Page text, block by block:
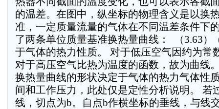
的温差。在图中，纵坐标的物理含义是以换
准，一定质量流量的气体在不同温差条件下
了两条单位质量基准换热量曲线：  （3.63） 
于气体的热力性质。 对于低压空气因约为常
对于高压空气比热为温度的函数，故为曲线
换热量曲线的形状决定于气体的热力气体性
间和工作压力，此处仅是定性分析说明。 若
线，切点为b。自点b作横坐标的垂线，与线